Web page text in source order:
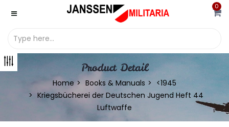
0
Product Detail
Home Books & Manuals
<1945
Kriegsbücherei der Deutschen Jugend Heft 44
Luftwaffe